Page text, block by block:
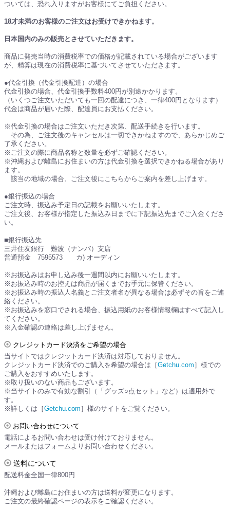
ついては、恐れ入りますがお客様にてご負担ください。
18才未満のお客様のご注文はお受けできかねます。
日本国内のみの販売とさせていただきます。
商品に発売当時の消費税率での価格が記載されている場合がございます
が、精算は現在の消費税率に基づいてさせていただきます。
●代金引換（代金引換配達）の場合
代金引換の場合、代金引換手数料400円が別途かかります。
（いくつご注文いただいても一回の配達につき、一律400円となります）
代金は商品が届いた際、配達員にお支払ください。
※代金引換の場合はご注文いただき次第、配送手続きを行います。
その為、ご注文後のキャンセルは一切できかねますので、あらかじめご
了承ください。
※ご注文の際に商品名称と数量を必ずご確認ください。
※沖縄および離島にお住まいの方は代金引換を選択できかねる場合があり
ます。
該当の地域の場合、ご注文後にこちらからご案内を差し上げます。
●銀行振込の場合
ご注文時、振込み予定日の記載をお願いいたします。
ご注文後、お客様が指定した振込み日までに下記振込先までご入金くださ
い。
■銀行振込先
三井住友銀行 難波（ナンバ）支店
普通預金 7595573 カ) オーディン
※お振込みはお申し込み後一週間以内にお願いいたします。
※お振込み時のお控えは商品が届くまでお手元に保管ください。
※お振込み時の振込人名義とご注文者名が異なる場合は必ずその旨をご連
絡ください。
※お振込みを窓口でされる場合、振込用紙のお客様情報欄はすべて記入し
てください。
※入金確認の連絡は差し上げません。
クレジットカード決済をご希望の場合
当サイトではクレジットカード決済は対応しておりません。
クレジットカード決済でのご購入を希望の場合は［Getchu.com ］様での
ご購入をおすすめいたします。
※取り扱いのない商品もございます。
※当サイトのみで有効な割引（「グッズ○点セット」など）は適用外で
す。
※詳しくは［Getchu.com ］様のサイトをご覧ください。
お問い合わせについて
電話によるお問い合わせは受け付けておりません。
メールまたはフォームよりお問い合わせください。
送料について
配送料金全国一律800円
沖縄および離島にお住まいの方は送料が変更になります。
ご注文の最終確認ページの表示をご確認ください。